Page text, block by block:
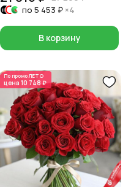
по 5 453 ₽ ×4
В корзину
По промоЛЕТО
цена 10 748 ₽